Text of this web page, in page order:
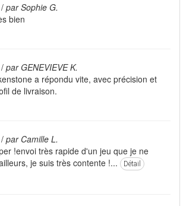
par Sophie G.
bien
par GENEVIEVE K.
a répondu vite, avec précision et
de livraison.
par Camille L.
!envoi très rapide d'un jeu que je ne
je suis très contente !...
Détail